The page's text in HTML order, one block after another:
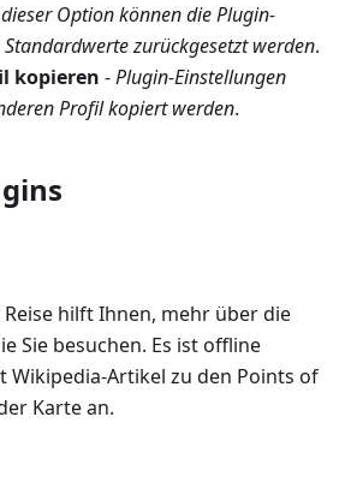
Option können die Plugin-
zurückgesetzt werden.
kopieren -Plugin-Einstellungen
Profil kopiert werden.
hilft Ihnen, mehr über die
Sie besuchen. Es ist offline
Wikipedia-Artikel zu den Points of
Karte an.